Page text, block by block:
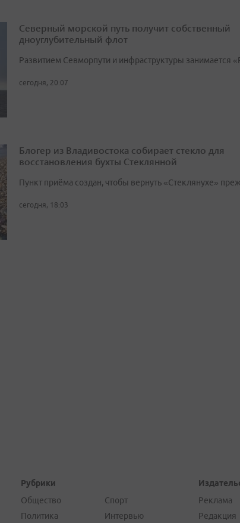
Северный морской путь получит собственный
дноуглубительный флот
Развитием Севморпути и инфраструктуры занимается
сегодня, 20:07
Блогер из Владивостока собирает стекло для
восстановления бухты Стеклянной
Пункт приёма создан, чтобы вернуть «Стеклянухе»
сегодня, 18:03
Рубрики
Общество
Политика
Спорт
Интервью
Реклама
Редакция